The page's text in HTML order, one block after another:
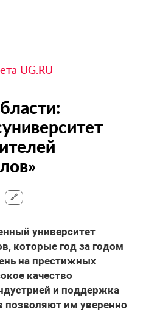
UG.RU
🔗
университет
которые год за годом
на престижных
качество
и поддержка
позволяют им уверенно